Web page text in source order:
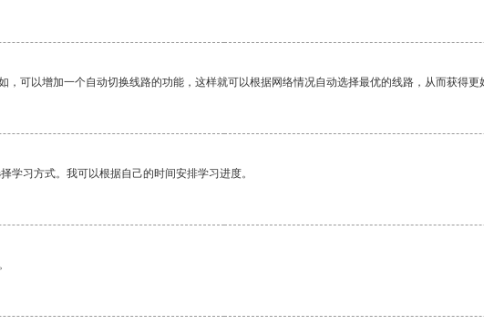
可以增加一个自动切换线路的功能，这样就可以根据网络情况自动选择最优的线路，从而获得更
学习方式。我可以根据自己的时间安排学习进度。